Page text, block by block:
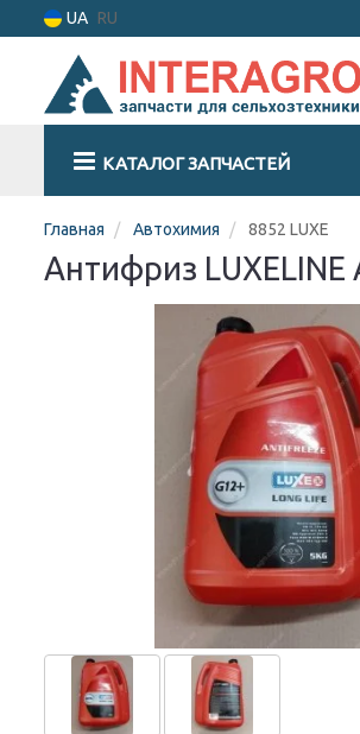
UA RU
КАТАЛОГ ЗАПЧАСТЕЙ
Главная Автохимия 8852 LUXE
Антифриз LUXELINE